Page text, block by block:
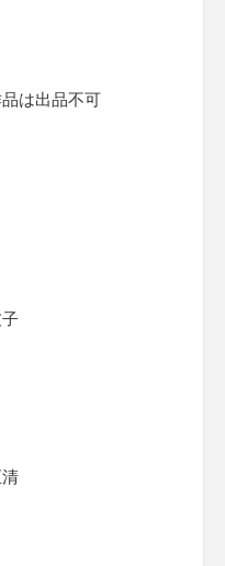
は出品不可